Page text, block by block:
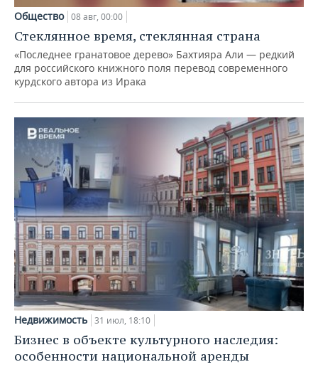
Общество 08 авг, 00:00
Стеклянное время, стеклянная страна
«Последнее гранатовое дерево» Бахтияра Али — редкий
для российского книжного поля перевод современного
курдского автора из Ирака
Недвижимость 31 июл, 18:10
Бизнес в объекте культурного наследия:
особенности национальной аренды